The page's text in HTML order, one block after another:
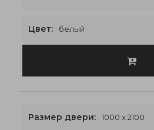
Цвет: белый
Размер двери: 1000 x 2100